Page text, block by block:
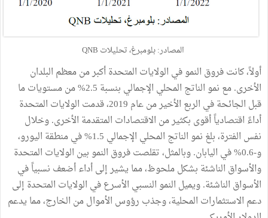
المصادر: بلومبرغ، تحليلات QNB
أولاً، كانت فروق النمو في الولايات المتحدة أكبر من معظم البلدان
الأخرى. مع نمو الناتج المحلي الإجمالي بنسبة 2.5% من مستويات ما
قبل الجائحة في الربع الأخير من عام 2019، قدمت الولايات المتحدة
أداءً اقتصادياً أقوى بكثير من الاقتصادات المتقدمة الأخرى. وخلال
نفس الفترة، بلغ نمو الناتج المحلي الإجمالي 1.5% في منطقة اليورو،
و-0.6% في اليابان. وبالمثل، تقلصت فروق النمو بين الولايات المتحدة
والأسواق الناشئة بشكل ملحوظ، مما يشير إلى أداء أضعف نسبياً في
الأسواق الناشئة. ويميل النمو النسبي الأسرع في الولايات المتحدة إلى
دعم الاستثمارات المحلية، وجذب رؤوس الأموال من الخارج، مما يدعم